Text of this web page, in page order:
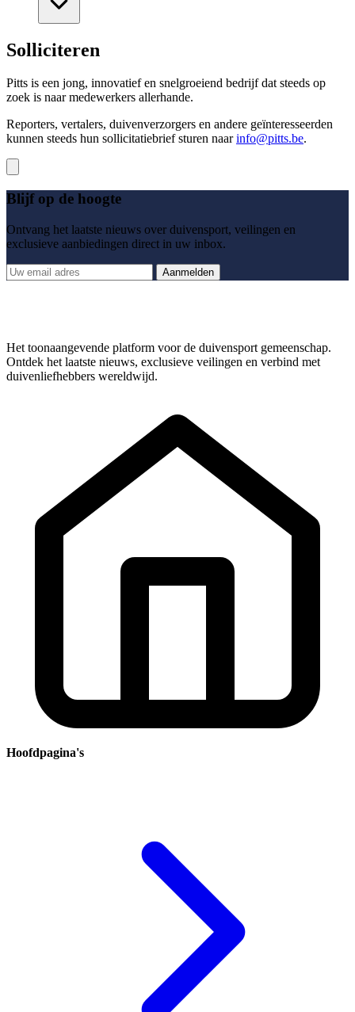
Solliciteren
Pitts is een jong, innovatief en snelgroeiend bedrijf dat steeds op
zoek is naar medewerkers allerhande.
Reporters, vertalers, duivenverzorgers en andere geïnteresseerden
kunnen steeds hun sollicitatiebrief sturen naarinfo@pitts.be.
Blijf op de hoogte
Ontvang het laatste nieuws over duivensport, veilingen en
exclusieve aanbiedingen direct in uw inbox.
Aanmelden
Het toonaangevende platform voor de duivensport gemeenschap.
Ontdek het laatste nieuws, exclusieve veilingen en verbind met
duivenliefhebbers wereldwijd.
Hoofdpagina's